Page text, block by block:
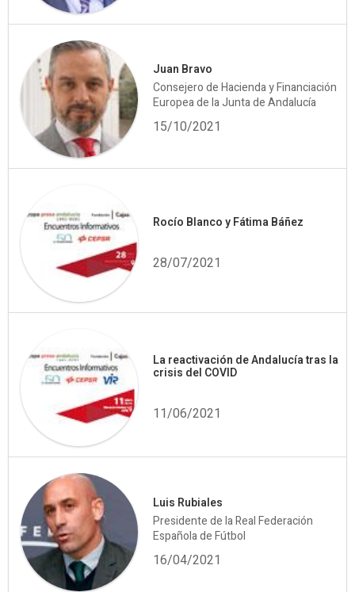
Juan Bravo
Consejero de Hacienda y Financiación
Europea de la Junta de Andalucía
15/10/2021
Rocío Blanco y Fátima Báñez
28/07/2021
La reactivación de Andalucía tras la
crisis del COVID
11/06/2021
Luis Rubiales
Presidente de la Real Federación
Española de Fútbol
16/04/2021